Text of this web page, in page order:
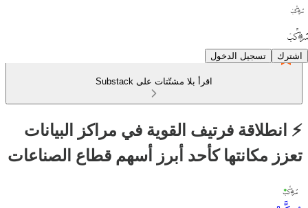
اشترك تسجيل الدخول
اقرأ بلا مشتّتات على Substack
⚡ انطلاقة فرتيف القوية في مراكز البيانات
تعزز مكانتها كأحد أبرز أسهم قطاع الصناعات